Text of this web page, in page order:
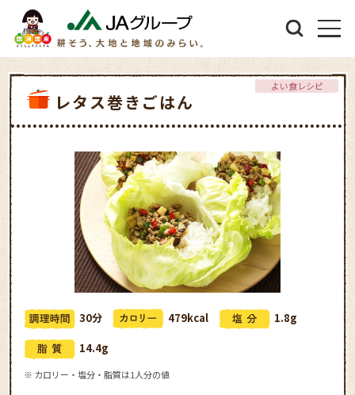
レタス巻きごはん
よい食レシピ
30分 479kcal
1.8g
14.4g
※ カロリー・塩分・脂質は1人分の値